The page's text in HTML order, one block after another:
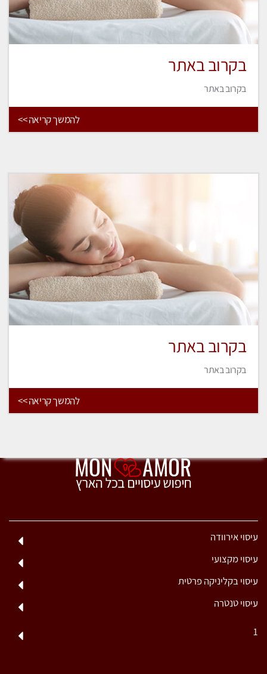
בקרוב באתר
בקרוב באתר
להמשך קריאה >>
בקרוב באתר
בקרוב באתר
להמשך קריאה >>
עיסוי אירוודה
עיסוי מקצועי
עיסוי בקליניקה פרטית
עיסוי טנטרה
1